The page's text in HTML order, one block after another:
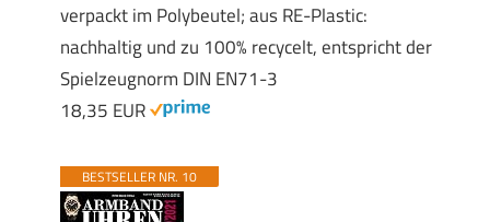
verpackt im Polybeutel; aus RE-Plastic:
nachhaltig und zu 100% recycelt, entspricht der
Spielzeugnorm DIN EN71-3
18,35 EUR
BESTSELLER NR. 10